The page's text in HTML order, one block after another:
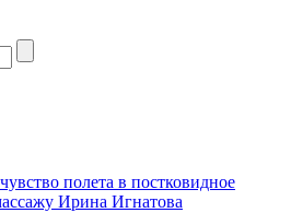
полета в постковидное
Ирина Игнатова